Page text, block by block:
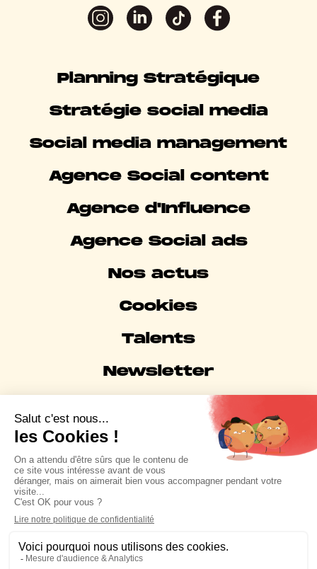
Planning Stratégique
Stratégie social media
Social media management
Agence Social content
Agence d'Influence
Agence Social ads
Nos actus
Cookies
Talents
Newsletter
Mentions légales
Partenaire Business Meta et membre de
l'Association des Agences-Conseils en